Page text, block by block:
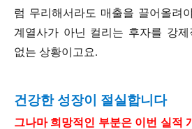
럼 무리해서라도 매출을 끌어올려
계열사가 아닌 컬리는 후자를 강제
없는 상황이고요.
건강한 성장이 절실합니다
그나마 희망적인 부분은 이번 실적